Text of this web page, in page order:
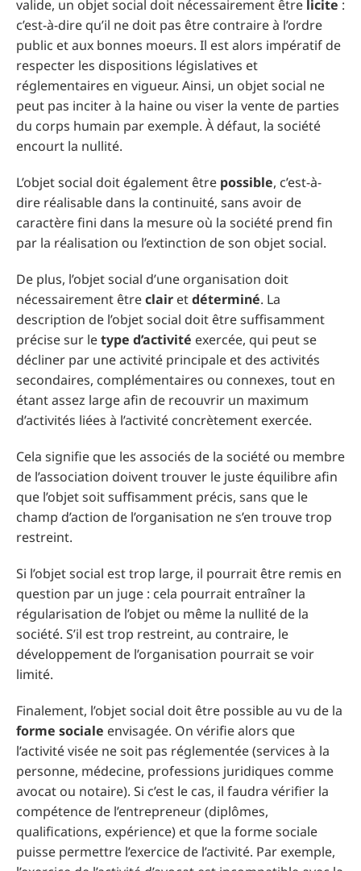
valide, un objet social doit nécessairement être licite :
c’est-à-dire qu’il ne doit pas être contraire à l’ordre
public et aux bonnes moeurs. Il est alors impératif de
respecter les dispositions législatives et
réglementaires en vigueur. Ainsi, un objet social ne
peut pas inciter à la haine ou viser la vente de parties
du corps humain par exemple. À défaut, la société
encourt la nullité.
L’objet social doit également être possible, c’est-à-
dire réalisable dans la continuité, sans avoir de
caractère fini dans la mesure où la société prend fin
par la réalisation ou l’extinction de son objet social.
De plus, l’objet social d’une organisation doit
nécessairement êtreclair etdéterminé. La
description de l’objet social doit être suffisamment
précise sur letype d’activité exercée, qui peut se
décliner par une activité principale et des activités
secondaires, complémentaires ou connexes, tout en
étant assez large afin de recouvrir un maximum
d’activités liées à l’activité concrètement exercée.
Cela signifie que les associés de la société ou membre
de l’association doivent trouver le juste équilibre afin
que l’objet soit suffisamment précis, sans que le
champ d’action de l’organisation ne s’en trouve trop
restreint.
Si l’objet social est trop large, il pourrait être remis en
question par un juge : cela pourrait entraîner la
régularisation de l’objet ou même la nullité de la
société. S’il est trop restreint, au contraire, le
développement de l’organisation pourrait se voir
limité.
Finalement, l’objet social doit être possible au vu de la
forme sociale envisagée. On vérifie alors que
l’activité visée ne soit pas réglementée (services à la
personne, médecine, professions juridiques comme
avocat ou notaire). Si c’est le cas, il faudra vérifier la
compétence de l’entrepreneur (diplômes,
qualifications, expérience) et que la forme sociale
puisse permettre l’exercice de l’activité. Par exemple,